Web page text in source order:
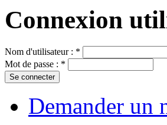
Connexion
Nom d'utilisateur : *
Mot de passe : *
Demander un